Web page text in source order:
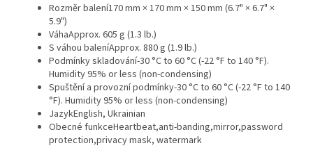
Rozměr balení170 mm × 170 mm × 150 mm (6.7" × 6.7" ×
5.9")
VáhaApprox. 605 g (1.3 lb.)
S váhou baleníApprox. 880 g (1.9 lb.)
Podmínky skladování-30 °C to 60 °C (-22 °F to 140 °F).
Humidity 95% or less (non-condensing)
Spuštění a provozní podmínky-30 °C to 60 °C (-22 °F to 140
°F). Humidity 95% or less (non-condensing)
JazykEnglish, Ukrainian
Obecné funkceHeartbeat,anti-banding,mirror,password
protection,privacy mask, watermark